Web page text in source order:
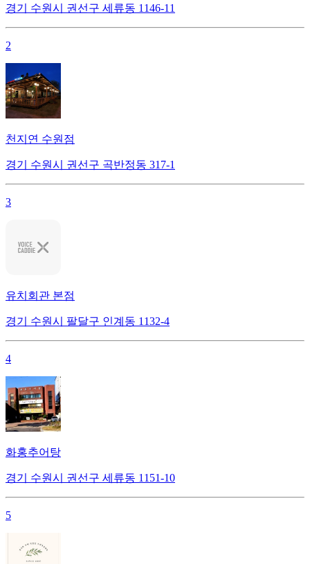
경기 수원시 권선구 세류동 1146-11
2
천지연 수원점
경기 수원시 권선구 곡반정동 317-1
3
유치회관 본점
경기 수원시 팔달구 인계동 1132-4
4
화홍추어탕
경기 수원시 권선구 세류동 1151-10
5